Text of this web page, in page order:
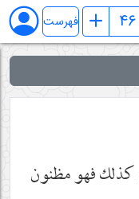
فهرست
فهو مظنون